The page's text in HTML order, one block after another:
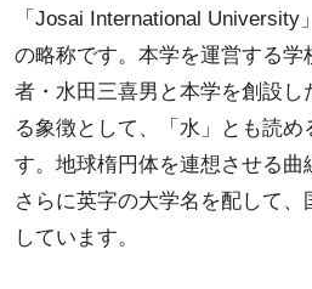
「Josai International
の略称です。本学を運営する学
者・水田三喜男と本学を創設し
る象徴として、「水」とも読め
す。地球楕円体を連想させる曲
さらに英字の大学名を配して
しています。